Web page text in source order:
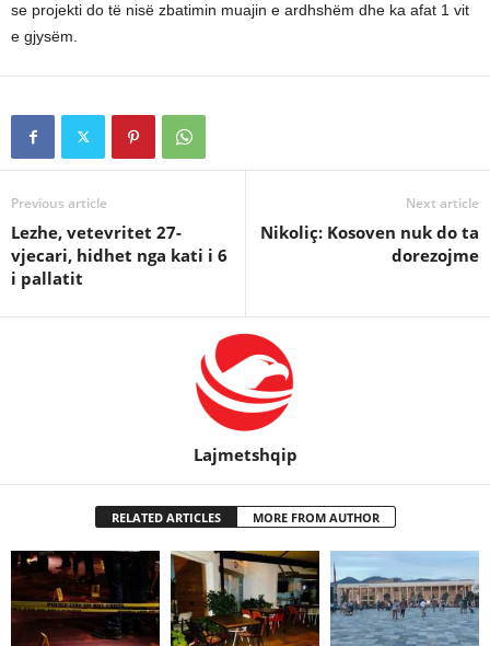
se projekti do të nisë zbatimin muajin e ardhshëm dhe ka afat 1 vit
e gjysëm.
Previous article
Lezhe, vetevritet 27-
vjecari, hidhet nga kati i 6
i pallatit
Next article
Nikoliç: Kosoven nuk do ta
dorezojme
Lajmetshqip
RELATED ARTICLES MORE FROM AUTHOR